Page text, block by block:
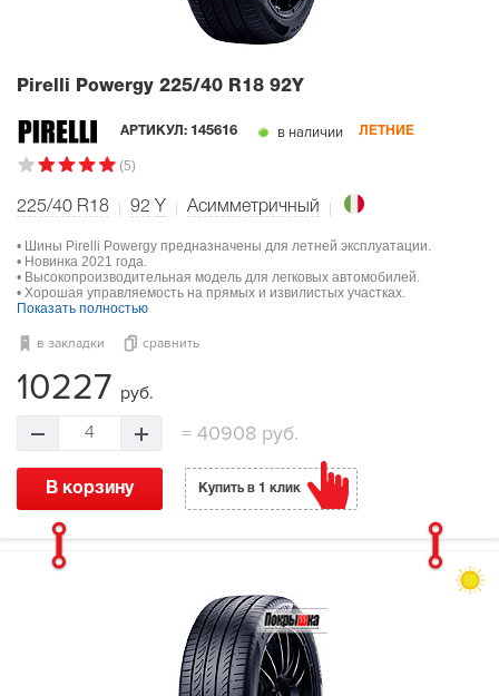
Pirelli Powergy 225/40 R18 92Y
АРТИКУЛ: 145616 в наличии ЛЕТНИЕ
(5)
225/40 R18 92 Y Асимметричный
• Шины Pirelli Powergy предназначены для летней эксплуатации.
• Новинка 2021 года.
• Высокопроизводительная модель для легковых автомобилей.
• Хорошая управляемость на прямых и извилистых участках.
Показать полностью
в закладки сравнить
10227 руб.
4 = 40908 руб.
В корзину Купить в 1 клик